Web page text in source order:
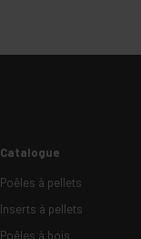
Catalogue
Poêles à pellets
Inserts à pellets
Poêles à bois